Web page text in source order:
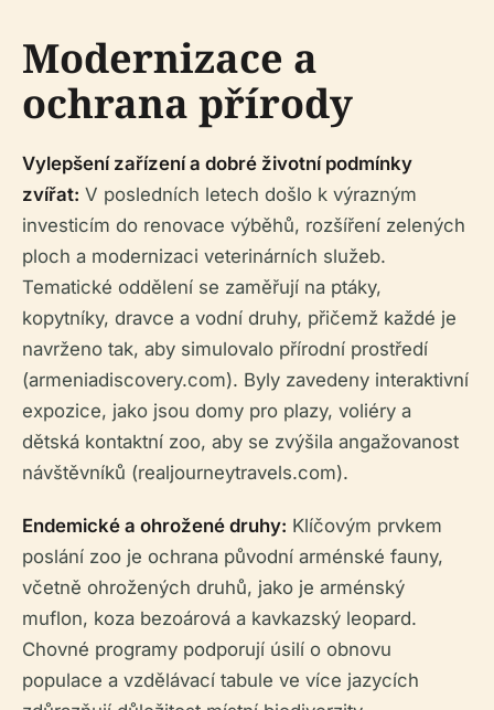
Modernizace a
ochrana přírody
Vylepšení zařízení a dobré životní podmínky
zvířat: V posledních letech došlo k výrazným
investicím do renovace výběhů, rozšíření zelených
ploch a modernizaci veterinárních služeb.
Tematické oddělení se zaměřují na ptáky,
kopytníky, dravce a vodní druhy, přičemž každé je
navrženo tak, aby simulovalo přírodní prostředí
(armeniadiscovery.com). Byly zavedeny interaktivní
expozice, jako jsou domy pro plazy, voliéry a
dětská kontaktní zoo, aby se zvýšila angažovanost
návštěvníků (realjourneytravels.com).
Endemické a ohrožené druhy: Klíčovým prvkem
poslání zoo je ochrana původní arménské fauny,
včetně ohrožených druhů, jako je arménský
muflon, koza bezoárová a kavkazský leopard.
Chovné programy podporují úsilí o obnovu
populace a vzdělávací tabule ve více jazycích